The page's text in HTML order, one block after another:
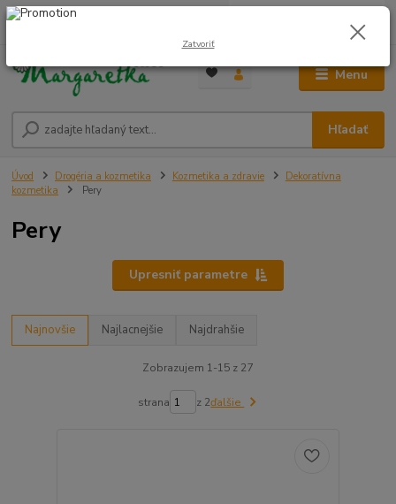
Menu
Hľadať
0948 236 042
0,00 €
Úvod Drogéria a kozmetika Kozmetika a zdravie
Dekoratívna
kozmetika
Pery
Pery
Upresniť parametre
Najnovšie Najlacnejšie Najdrahšie
Zobrazujem 1-15 z 27
strana z 2ďalšie
Zatvoriť